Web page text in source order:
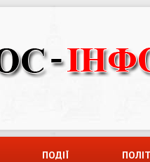
ПОДІЇ